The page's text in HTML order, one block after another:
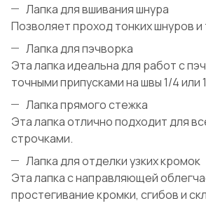
Лапка для вшивания шнура
Позволяет проход тонких шнуров
Лапка для пэчворка
Эта лапка идеальна для работ с
точными припусками на швы 1/4 или
Лапка прямого стежка
Эта лапка отлично подходит для
строчками.
Лапка для отделки узких кромок
Эта лапка с направляющей
простегивание кромки, сгибов и